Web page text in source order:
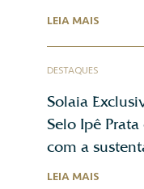
LEIA MAIS
DESTAQUES
Solaia
Selo Ipê
com a
LEIA MAIS